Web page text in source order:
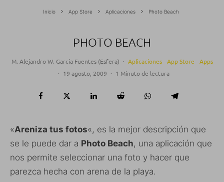
Inicio App Store Aplicaciones Photo Beach
PHOTO BEACH
M. Alejandro W. García Fuentes (Esfera) · Aplicaciones App Store
Apps
· 19 agosto, 2009 · 1 Minuto de lectura
«Areniza tus fotos«, es la mejor descripción que
se le puede dar a Photo Beach, una aplicación que
nos permite seleccionar una foto y hacer que
parezca hecha con arena de la playa.